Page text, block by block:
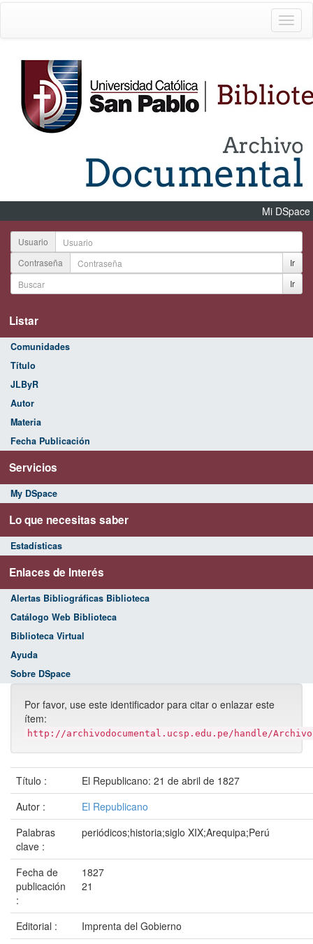
Mi DSpace
Usuario
Contraseña
Ir
Ir
Listar
Comunidades
Título
JLByR
Autor
Materia
Fecha Publicación
Servicios
My DSpace
Lo que necesitas saber
Estadísticas
Enlaces de Interés
Alertas Bibliográficas Biblioteca
Catálogo Web Biblioteca
Biblioteca Virtual
Ayuda
Sobre DSpace
Por favor, use este identificador para citar o enlazar este
ítem:
http://archivodocumental.ucsp.edu.pe/handle/
Título :
El Republicano: 21 de abril de 1827
Autor :
El Republicano
Palabras
clave :
periódicos;historia;siglo XIX;Arequipa;Perú
Fecha de
publicación
:
1827
21
Editorial :
Imprenta del Gobierno